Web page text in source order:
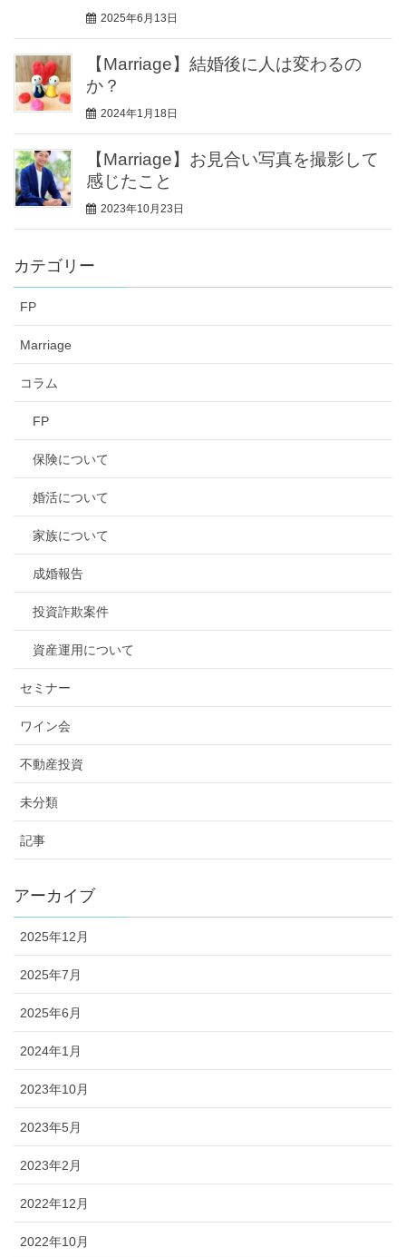
2025年6月13日
【Marriage】結婚後に人は変わるの
か？
2024年1月18日
【Marriage】お見合い写真を撮影して
感じたこと
2023年10月23日
カテゴリー
FP
Marriage
コラム
FP
保険について
婚活について
家族について
成婚報告
投資詐欺案件
資産運用について
セミナー
ワイン会
不動産投資
未分類
記事
アーカイブ
2025年12月
2025年7月
2025年6月
2024年1月
2023年10月
2023年5月
2023年2月
2022年12月
2022年10月